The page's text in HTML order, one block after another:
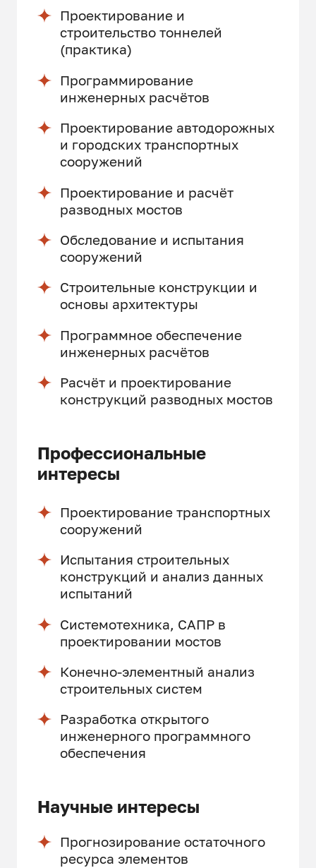
Проектирование и
строительство тоннелей
(практика)
Программирование
инженерных расчётов
Проектирование автодорожных
и городских транспортных
сооружений
Проектирование и расчёт
разводных мостов
Обследование и испытания
сооружений
Строительные конструкции и
основы архитектуры
Программное обеспечение
инженерных расчётов
Расчёт и проектирование
конструкций разводных мостов
Профессиональные
интересы
Проектирование транспортных
сооружений
Испытания строительных
конструкций и анализ данных
испытаний
Системотехника, САПР в
проектировании мостов
Конечно-элементный анализ
строительных систем
Разработка открытого
инженерного программного
обеспечения
Научные интересы
Прогнозирование остаточного
ресурса элементов